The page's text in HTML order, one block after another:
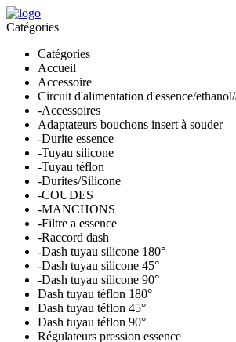
Catégories
Catégories
Accueil
Accessoire
Circuit d'alimentation d'essence/
-Accessoires
Adaptateurs bouchons insert à souder
-Durite essence
-Tuyau silicone
-Tuyau téflon
-Durites/Silicone
-COUDES
-MANCHONS
-Filtre a essence
-Raccord dash
-Dash tuyau silicone 180°
-Dash tuyau silicone 45°
-Dash tuyau silicone 90°
Dash tuyau téflon 180°
Dash tuyau téflon 45°
Dash tuyau téflon 90°
Régulateurs pression essence